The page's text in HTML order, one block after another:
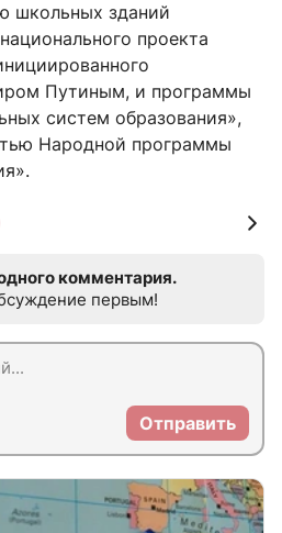
школьных зданий
проекта
Путиным, и программы
систем образования»,
Народной программы
комментария.
первым!
Отправить